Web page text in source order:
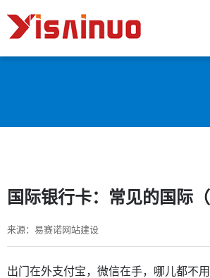
国际银行卡：常见的国际
来源：易赛诺网站建设
出门在外支付宝，微信在手，哪儿都不